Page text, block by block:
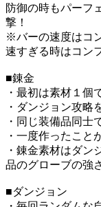
防御の時もパーフ
撃！
※バーの速度はコ
速すぎる時はコン
■錬金
・最初は素材１個
・ダンジョン攻略
・同じ装備品同士
・一度作ったこと
・錬金素材はダン
品のグローブの強
■ダンジョン